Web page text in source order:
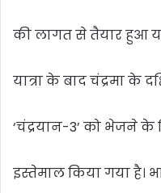
की लागत से तैयार हुआ
यात्रा के बाद चंद्रमा के
‘चंद्रयान-3’ को भेजने
इस्तेमाल किया गया है।